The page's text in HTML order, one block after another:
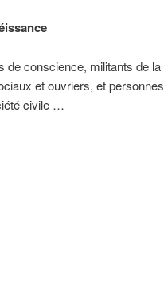
de conscience, militants de la
et ouvriers, et personnes
civile …